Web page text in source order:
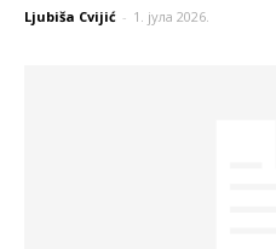
Ljubiša Cvijić - 1. јула 2026.